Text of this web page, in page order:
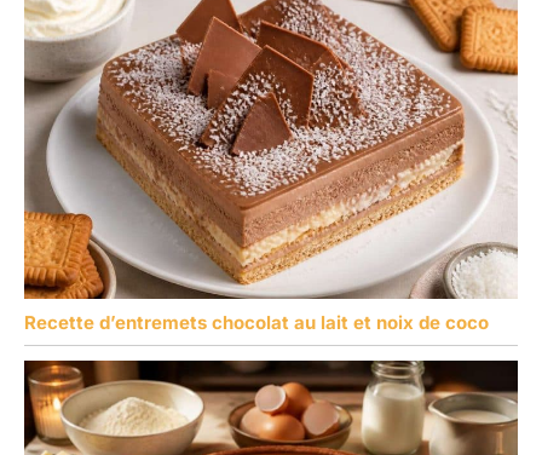
Recette d’entremets chocolat au lait et noix de coco